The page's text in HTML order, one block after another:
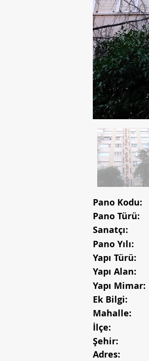
Pano Kodu:
Pano Türü:
Sanatçı:
Pano Yılı:
Yapı Türü:
Yapı Alan:
Yapı Mimar:
Ek Bilgi:
Mahalle:
İlçe:
Şehir:
Adres: